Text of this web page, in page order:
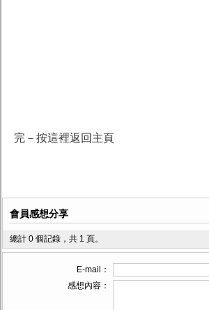
完－按這裡返回主頁
會員感想分享
總計 0 個記錄，共 1 頁。
E-mail：
感想內容：